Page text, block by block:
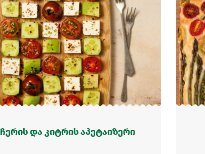
ჩერის და კიტრის აპეტაიზერი